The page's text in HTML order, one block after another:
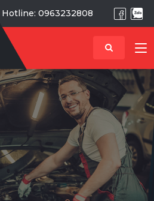
Hotline: 0963232808